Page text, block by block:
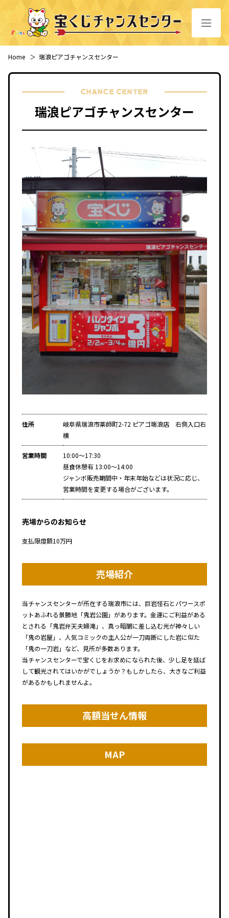
Home ＞ 瑞浪ピアゴチャンスセンター
CHANCE CENTER
瑞浪ピアゴチャンスセンター
住所
岐阜県瑞浪市薬師町2-72 ピアゴ端浪店 右側入口右
横
営業時間
10:00～17:30
昼食休憩有 13:00～14:00
ジャンボ販売期間中・年末年始などは状況に応じ、
営業時間を変更する場合がございます。
売場からのお知らせ
支払限度額10万円
売場紹介
当チャンスセンターが所在する瑞浪市には、巨岩怪石とパワースポ
ットあふれる景勝地「鬼岩公園」があります。金運にご利益がある
とされる「鬼岩弁天夫婦滝」、真っ暗闇に差し込む光が神々しい
「鬼の岩屋」、人気コミックの主人公が一刀両断にした岩に似た
「鬼の一刀岩」など、見所が多数あります。
当チャンスセンターで宝くじをお求めになられた後、少し足を延ば
して観光されてはいかがでしょうか？もしかしたら、大きなご利益
があるかもしれませんよ。
高額当せん情報
MAP